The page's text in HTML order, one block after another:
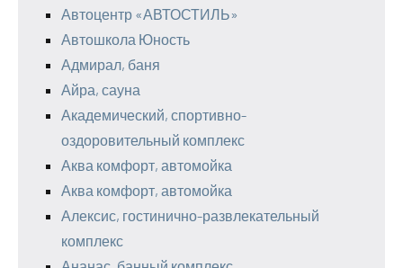
Автоцентр «АВТОСТИЛЬ»
Автошкола Юность
Адмирал, баня
Айра, сауна
Академический, спортивно-
оздоровительный комплекс
Аква комфорт, автомойка
Аква комфорт, автомойка
Алексис, гостинично-развлекательный
комплекс